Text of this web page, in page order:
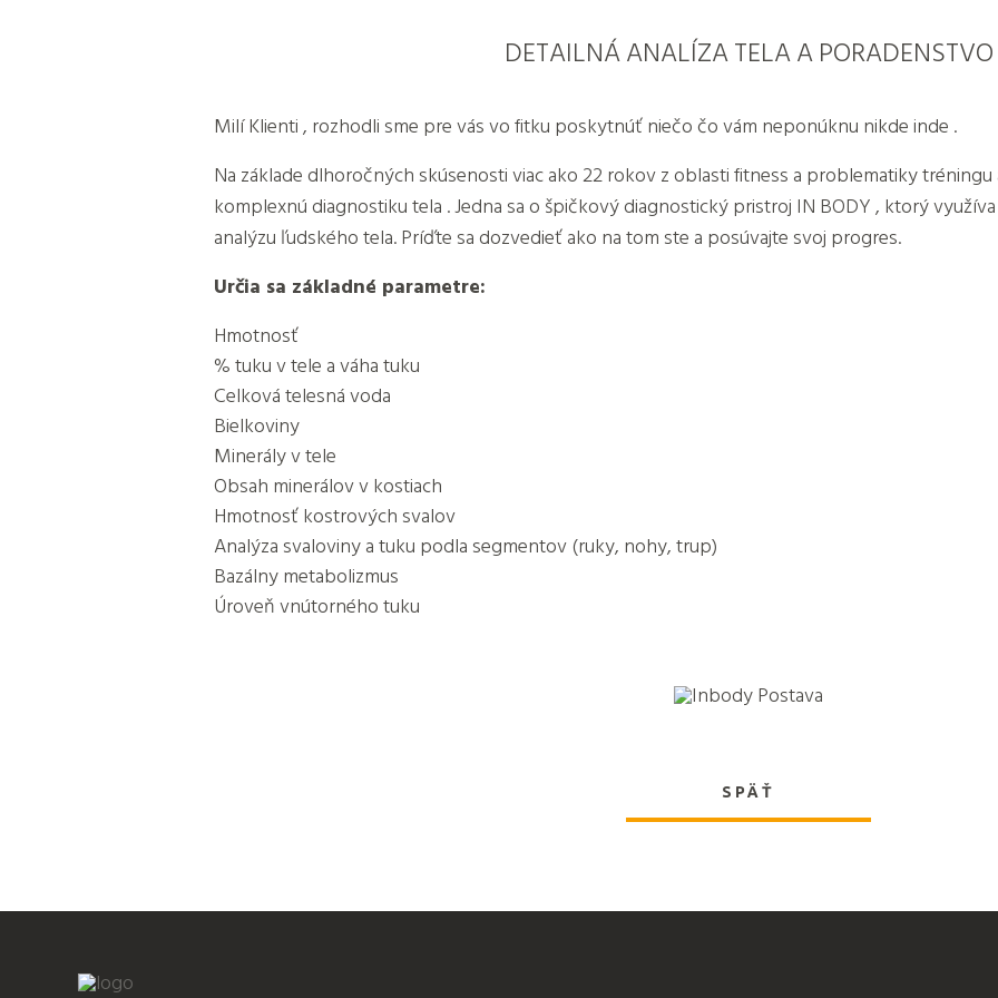
DETAILNÁ ANALÍZA TELA A PORADENSTVO
Milí Klienti , rozhodli sme pre vás vo fitku poskytnúť niečo čo vám neponúknu nikde inde .
Na základe dlhoročných skúsenosti viac ako 22 rokov z oblasti fitness a problematiky tréningu
komplexnú diagnostiku tela . Jedna sa o špičkový diagnostický pristroj IN BODY , ktorý
analýzu ľudského tela. Príďte sa dozvedieť ako na tom ste a posúvajte svoj progres.
Určia sa základné parametre:
Hmotnosť
% tuku v tele a váha tuku
Celková telesná voda
Bielkoviny
Minerály v tele
Obsah minerálov v kostiach
Hmotnosť kostrových svalov
Analýza svaloviny a tuku podla segmentov (ruky, nohy, trup)
Bazálny metabolizmus
Úroveň vnútorného tuku
SPÄŤ